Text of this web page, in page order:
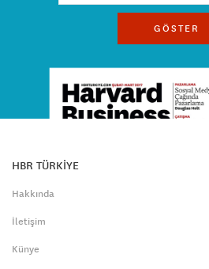
GÖSTER
HBR TÜRKİYE
Hakkında
İletişim
Künye